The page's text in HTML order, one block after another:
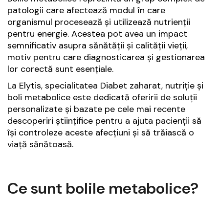
patologii care afectează modul în care
organismul procesează și utilizează nutrienții
pentru energie. Acestea pot avea un impact
semnificativ asupra sănătății și calității vieții,
motiv pentru care diagnosticarea și gestionarea
lor corectă sunt esențiale.
La Elytis, specialitatea Diabet zaharat, nutriție și
boli metabolice este dedicată oferirii de soluții
personalizate și bazate pe cele mai recente
descoperiri științifice pentru a ajuta pacienții să
își controleze aceste afecțiuni și să trăiască o
viață sănătoasă.
Ce sunt bolile metabolice?